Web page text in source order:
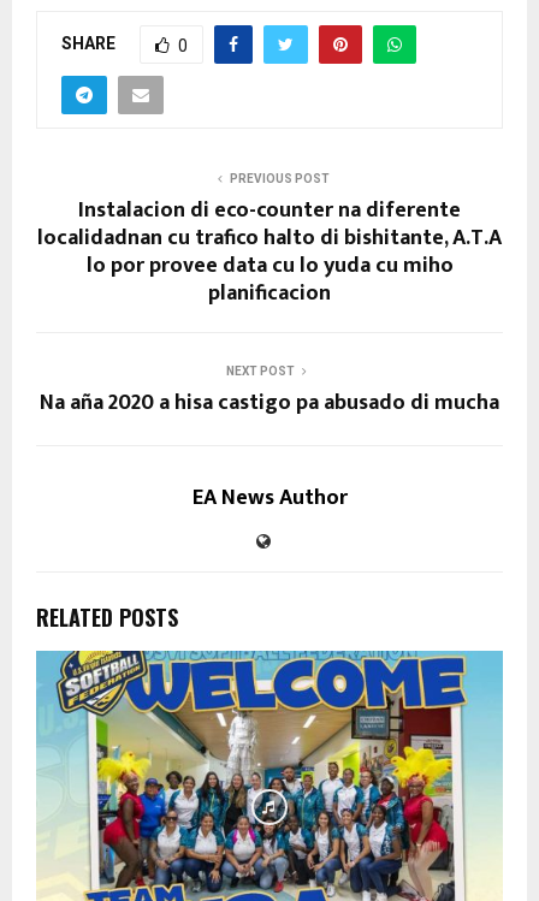
SHARE 0
PREVIOUS POST
Instalacion di eco-counter na diferente
localidadnan cu trafico halto di bishitante, A.T.A
lo por provee data cu lo yuda cu miho
planificacion
NEXT POST
Na aña 2020 a hisa castigo pa abusado di mucha
EA News Author
RELATED POSTS